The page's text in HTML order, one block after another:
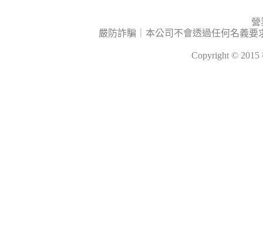
營
嚴防詐騙｜本公司不會透過任何名義
Copyright ©